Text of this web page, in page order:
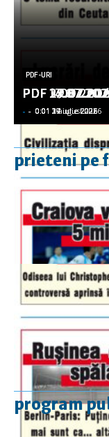
PDF-URI
PDF
- - 0:01 3 august 2026
PDF-URI
PDF
- - 0:01 29 iulie 2026
PDF-URI
PDF
- - 0:01 27 iulie 2026
PDF-URI
PDF
- - 0:01 17 iulie 2026
PDF-URI
PDF
- - 0:01 14 iulie 2026
prieteni pe
program